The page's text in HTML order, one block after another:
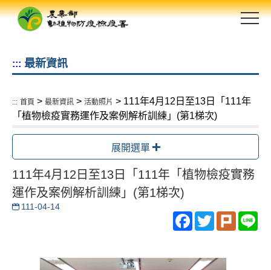
跳
::: 最新資訊
::: 首頁 > 最新資訊 > 活動照片 > 111年4月12日至13日「111年
「植物檢疫實務運作及案例解析訓練」(第1梯次)
展開選單
111年4月12日至13日「111年「植物檢疫實務
運作及案例解析訓練」(第1梯次)
111-04-14
Facebook
TwitterPlurk